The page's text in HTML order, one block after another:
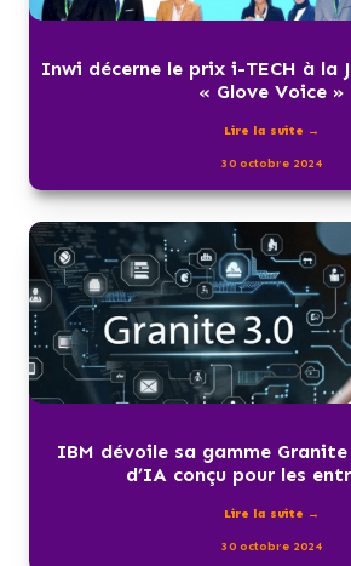
Inwi décerne le prix i-TECH à la
« Glove Voice »
Lire la suite →
30 octobre 2024
IBM dévoile sa gamme Granite
d’IA conçu pour les
Lire la suite →
30 octobre 2024